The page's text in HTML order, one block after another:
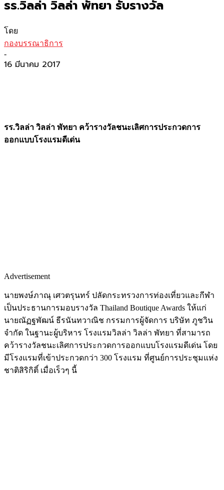
รร.วิลล่า วิลล่า พัทยา รับรางวัล
โดย
กองบรรณาธิการ
-
16 มีนาคม 2017
รร.วิลล่า วิลล่า พัทยา คว้ารางวัลชนะเลิศการประกวดการ
ออกแบบโรงแรมดีเด่น
Advertisement
นายพงษ์ภาณุ เศวตรุนทร์ ปลัดกระทรวงการท่องเที่ยวและกีฬา
เป็นประธานการมอบรางวัล Thailand Boutique Awards ให้แก่
นายณัฏฐพัฒน์ ธีรนันทวาณิช กรรมการผู้จัดการ บริษัท ภูชวิน
จำกัด ในฐานะผู้บริหาร โรงแรมวิลล่า วิลล่า พัทยา ที่สามารถ
คว้ารางวัลชนะเลิศการประกวดการออกแบบโรงแรมดีเด่น โดย
มีโรงแรมที่เข้าประกวดกว่า 300 โรงแรม ที่ศูนย์การประชุมแห่ง
ชาติสิริกิติ์ เมื่อเร็วๆ นี้